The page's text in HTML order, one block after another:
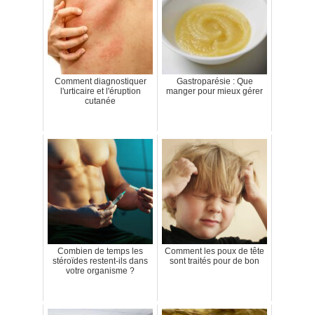
Comment diagnostiquer
l'urticaire et l'éruption
cutanée
Gastroparésie : Que
manger pour mieux gérer
Combien de temps les
stéroïdes restent-ils dans
votre organisme ?
Comment les poux de tête
sont traités pour de bon